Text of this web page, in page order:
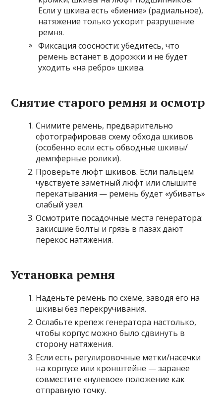
Если у шкива есть «биение» (радиальное),
натяжение только ускорит разрушение
ремня.
Фиксация соосности: убедитесь, что
ремень встанет в дорожки и не будет
уходить «на ребро» шкива.
Снятие старого ремня и осмотр
Снимите ремень, предварительно
сфотографировав схему обхода шкивов
(особенно если есть обводные шкивы/
демпферные ролики).
Проверьте люфт шкивов. Если пальцем
чувствуете заметный люфт или слышите
перекатывания — ремень будет «убивать»
слабый узел.
Осмотрите посадочные места генератора:
закисшие болты и грязь в пазах дают
перекос натяжения.
Установка ремня
Наденьте ремень по схеме, заводя его на
шкивы без перекручивания.
Ослабьте крепеж генератора настолько,
чтобы корпус можно было сдвинуть в
сторону натяжения.
Если есть регулировочные метки/насечки
на корпусе или кронштейне — заранее
совместите «нулевое» положение как
отправную точку.